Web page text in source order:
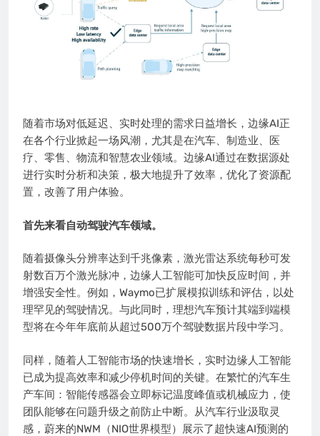
随着市场对低延迟、实时处理的需求日益增长，边缘AI正
在各个行业掀起一场风潮，尤其是在汽车、制造业、医
疗、零售、物流和智慧农业领域。边缘AI通过在数据源处
进行实时分析和决策，极大地提升了效率，优化了资源配
置，改善了用户体验。
首先来看自动驾驶汽车领域。
随着摄像头分辨率达到千兆像素，激光雷达系统每秒可发
射数百万个激光脉冲，边缘人工智能可加快反应时间，并
增强安全性。例如，Waymo已扩展模拟训练和评估，以处
理罕见的驾驶情况。与此同时，理想汽车预计其端到端模
型将在今年年底前从超过500万个驾驶数据片段中学习。
同样，随着人工智能市场的快速增长，实时边缘人工智能
已成为提高效率和减少停机时间的关键。在繁忙的汽车生
产车间：智能传感器会立即标记温度峰值或机械应力，使
团队能够在问题升级之前防止中断。从汽车行业汲取灵
感，蔚来的NWM（NIO世界模型）展示了超快速AI预测的